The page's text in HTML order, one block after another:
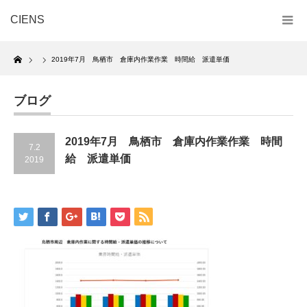
CIENS
Home
2019年7月 鳥栖市 倉庫内作業作業 時間給 派遣単価
ブログ
7.2
2019
2019年7月 鳥栖市 倉庫内作業作業 時間
給 派遣単価